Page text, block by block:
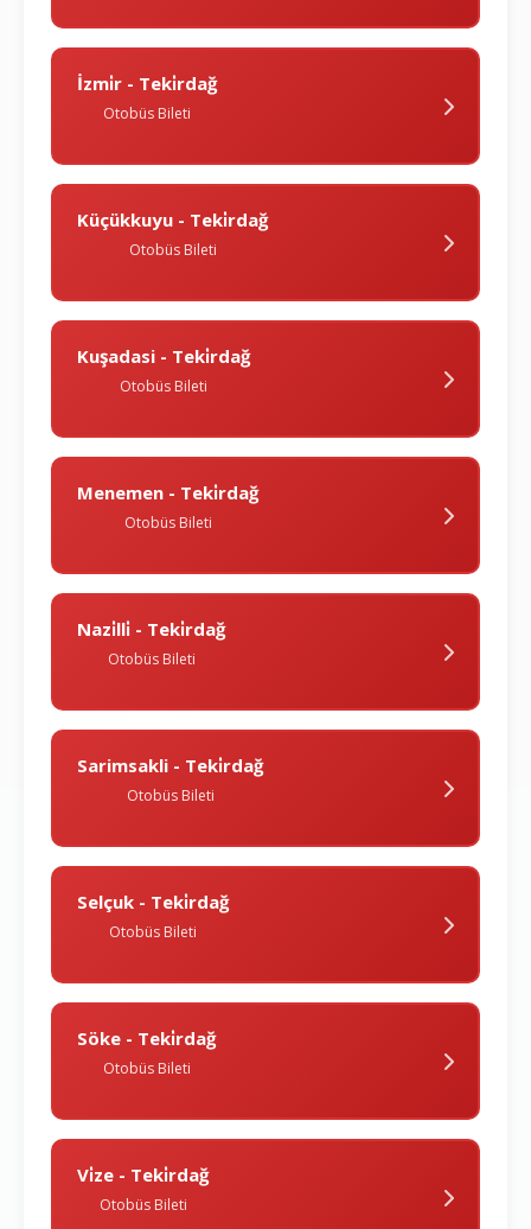
İzmi̇r - Teki̇rdağ
Otobüs Bileti
Küçükkuyu - Teki̇rdağ
Otobüs Bileti
Kuşadasi - Teki̇rdağ
Otobüs Bileti
Menemen - Teki̇rdağ
Otobüs Bileti
Nazi̇lli̇ - Teki̇rdağ
Otobüs Bileti
Sarimsakli - Teki̇rdağ
Otobüs Bileti
Selçuk - Teki̇rdağ
Otobüs Bileti
Söke - Teki̇rdağ
Otobüs Bileti
Vi̇ze - Teki̇rdağ
Otobüs Bileti